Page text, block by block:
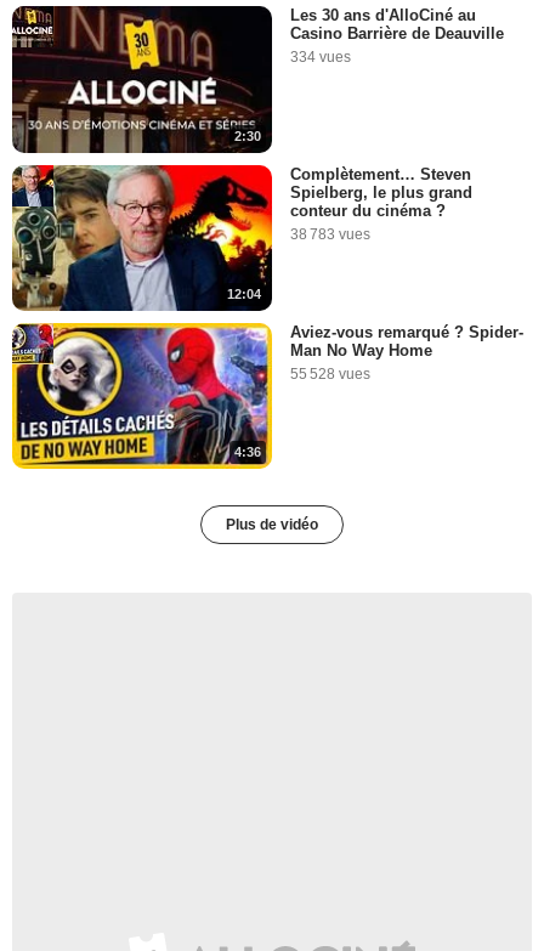
2:30
Les 30 ans d'AlloCiné au
Casino Barrière de Deauville
334 vues
12:04
Complètement… Steven
Spielberg, le plus grand
conteur du cinéma ?
38 783 vues
4:36
Aviez-vous remarqué ? Spider-
Man No Way Home
55 528 vues
Plus de vidéo